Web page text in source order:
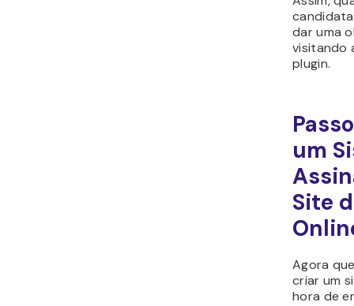
dar uma
visitando
plugin.
um
Site
Agora
criar um
hora de